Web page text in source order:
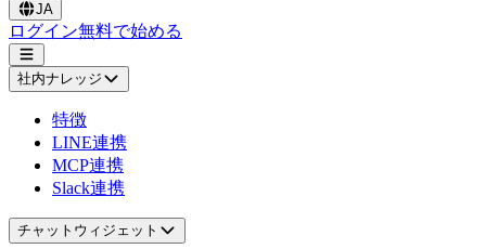
JA
ログイン無料で始める
社内ナレッジ
特徴
LINE連携
MCP連携
Slack連携
チャットウィジェット